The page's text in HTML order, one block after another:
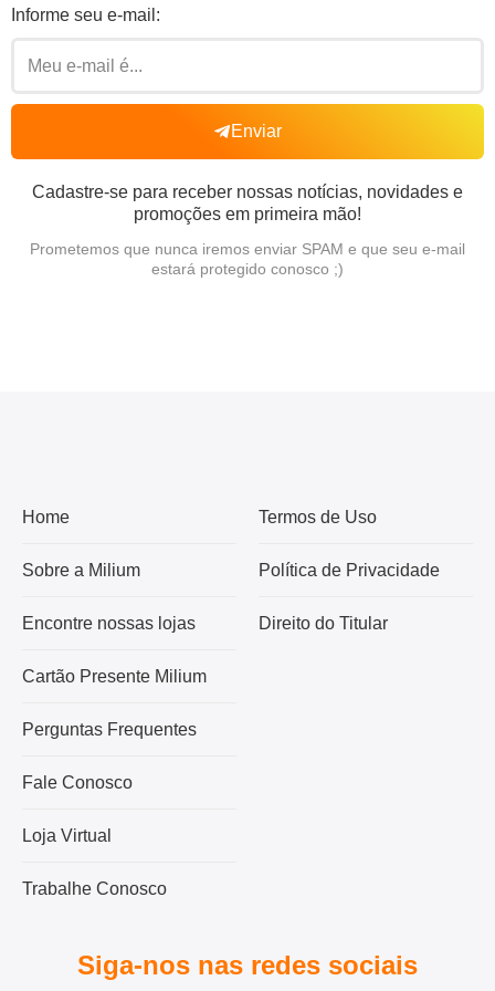
Informe seu e-mail:
Enviar
Cadastre-se para receber nossas notícias, novidades e
promoções em primeira mão!
Prometemos que nunca iremos enviar SPAM e que seu e-mail
estará protegido conosco ;)
Home
Sobre a Milium
Encontre nossas lojas
Cartão Presente Milium
Perguntas Frequentes
Fale Conosco
Loja Virtual
Trabalhe Conosco
Termos de Uso
Política de Privacidade
Direito do Titular
Siga-nos nas redes sociais